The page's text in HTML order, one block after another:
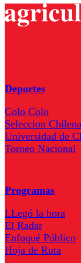
Deportes
Colo Colo
Seleccion Chilena
Universidad de
Torneo Nacional
Programas
LLegó la hora
El Radar
Enfoqué Público
Hoja de Ruta